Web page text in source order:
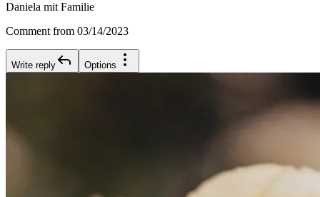
Daniela mit Familie
Comment from 03/14/2023
Write reply Options